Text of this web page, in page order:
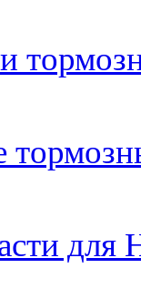
для